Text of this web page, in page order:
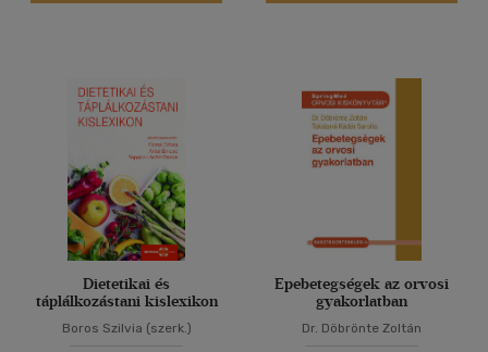
Dietetikai és
táplálkozástani kislexikon
Boros Szilvia (szerk.)
Epebetegségek az orvosi
gyakorlatban
Dr. Döbrönte Zoltán